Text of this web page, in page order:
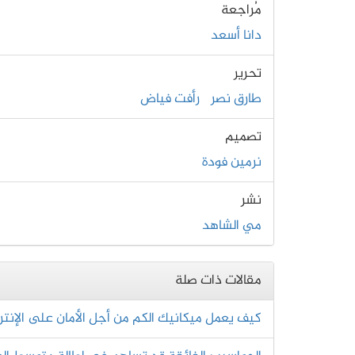
مُراجعة
دانا أسعد
تحرير
طارق نصر رأفت فياض
تصميم
نرمين فودة
نشر
مي الشاهد
مقالات ذات صلة
كيف يعمل ميكانيك الكم من أجل الأمان على